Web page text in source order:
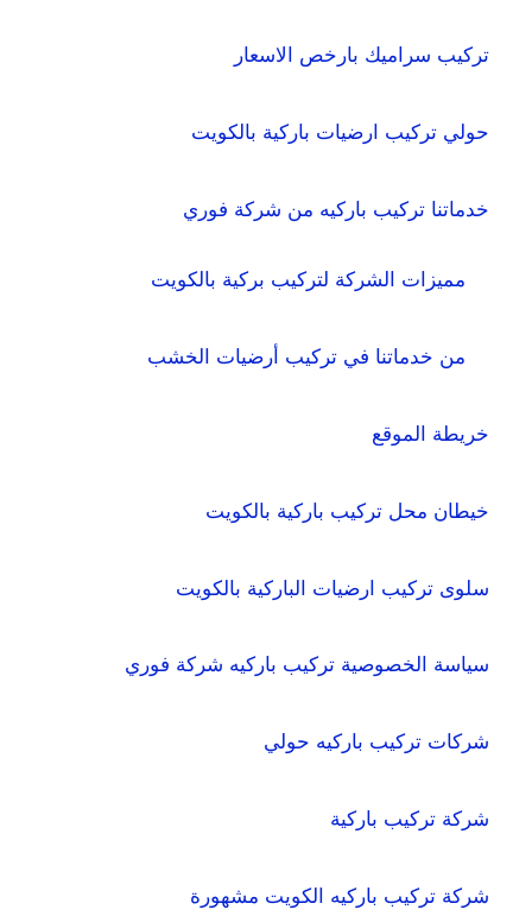
تركيب سراميك بارخص الاسعار
حولي تركيب ارضيات باركية بالكويت
خدماتنا تركيب باركيه من شركة فوري
مميزات الشركة لتركيب بركية بالكويت
من خدماتنا في تركيب أرضيات الخشب
خريطة الموقع
خيطان محل تركيب باركية بالكويت
سلوى تركيب ارضيات الباركية بالكويت
سياسة الخصوصية تركيب باركيه شركة فوري
شركات تركيب باركيه حولي
شركة تركيب باركية
شركة تركيب باركيه الكويت مشهورة